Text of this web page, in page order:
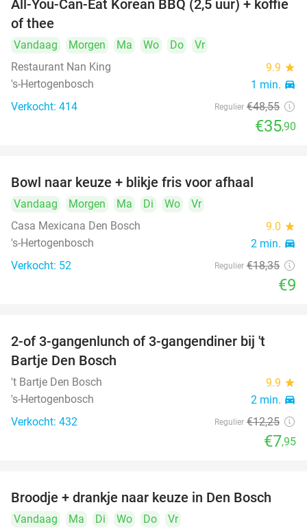
26%
All-You-Can-Eat Korean BBQ (2,5 uur) + koffie
of thee
Vandaag Morgen Ma Wo Do
Vr
Restaurant Nan King
9.9 star
's-Hertogenbosch 1 min. directions_car
Verkocht: 414 Regulier €48,55
€35,90
Bowl naar keuze + blikje fris voor afhaal
Vandaag Morgen Ma Di Wo
Vr
Casa Mexicana Den Bosch
9.0 star
's-Hertogenbosch 2 min. directions_car
Verkocht: 52 Regulier €18,35
€9
35%
2-of 3-gangenlunch of 3-gangendiner bij 't
Bartje Den Bosch
't Bartje Den Bosch 9.9 star
's-Hertogenbosch 2 min. directions_car
Verkocht: 432 Regulier €12,25
€7,95
41%
Broodje + drankje naar keuze in Den Bosch
Vandaag Ma Di Wo Do Vr